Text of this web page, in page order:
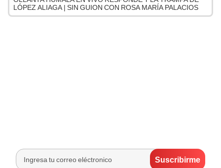
LÓPEZ ALIAGA | SIN GUION CON ROSA MARÍA PALACIOS